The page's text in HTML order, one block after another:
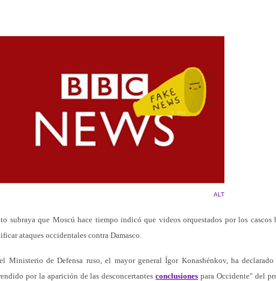
ALT
subraya que Moscú hace tiempo indicó que videos orquestados por los cascos
ataques occidentales contra Damasco.
Ministerio de Defensa ruso, el mayor general Ígor Konashénkov, ha declarado
por la aparición de las desconcertantesconclusiones para Occidente" del